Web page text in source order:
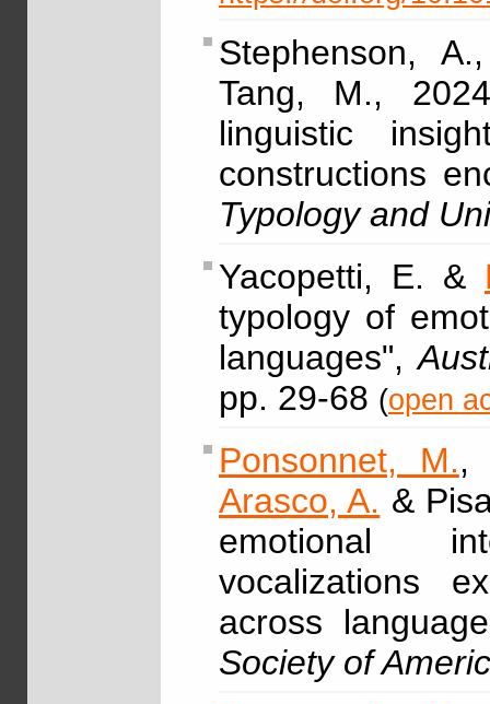
Stephenson,
Tang, M.,
linguistic
constructions
Typology and
Yacopetti, E. &
typology of
languages",
pp. 29-68 (open
Ponsonnet, M.
Arasco, A. &
emotional
vocalizations
across
Society of